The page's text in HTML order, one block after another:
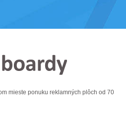
mieste ponuku reklamných plôch od 70